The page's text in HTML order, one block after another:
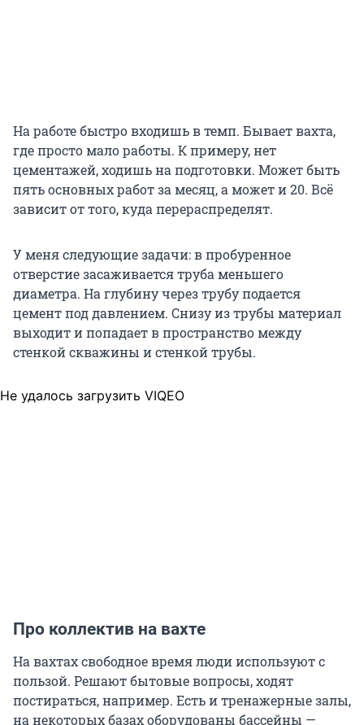
На работе быстро входишь в темп. Бывает вахта,
где просто мало работы. К примеру, нет
цементажей, ходишь на подготовки. Может быть
пять основных работ за месяц, а может и 20. Всё
зависит от того, куда перераспределят.
У меня следующие задачи: в пробуренное
отверстие засаживается труба меньшего
диаметра. На глубину через трубу подается
цемент под давлением. Снизу из трубы материал
выходит и попадает в пространство между
стенкой скважины и стенкой трубы.
Не удалось загрузить VIQEO
Про коллектив на вахте
На вахтах свободное время люди используют с
пользой. Решают бытовые вопросы, ходят
постираться, например. Есть и тренажерные залы,
на некоторых базах оборудованы бассейны —